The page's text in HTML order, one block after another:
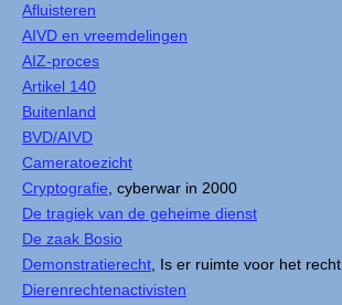
Afluisteren
AIVD en vreemdelingen
AIZ-proces
Artikel 140
Buitenland
BVD/AIVD
Cameratoezicht
Cryptografie , cyberwar in 2000
De tragiek van de geheime dienst
De zaak Bosio
Demonstratierecht , Is er ruimte voor het recht
Dierenrechtenactivisten